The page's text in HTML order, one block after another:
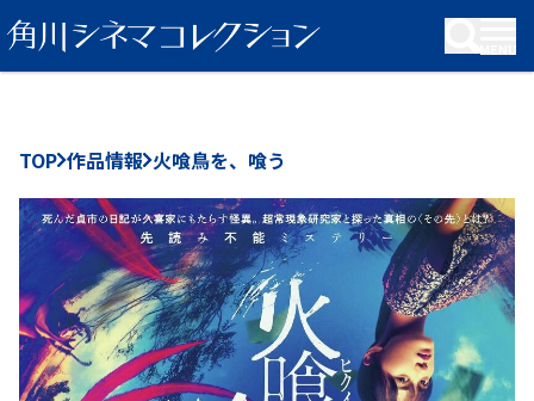
KADOKAWA Group
TOP 作品情報 火喰鳥を、喰う